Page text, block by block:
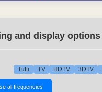
and display options
Tutti TV HDTV 3DTV